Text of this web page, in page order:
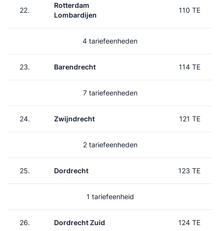
22.
Rotterdam
Lombardijen
110 TE
4 tariefeenheden
23. Barendrecht 114 TE
7 tariefeenheden
24. Zwijndrecht 121 TE
2 tariefeenheden
25. Dordrecht 123 TE
1 tariefeenheid
26. Dordrecht Zuid 124 TE